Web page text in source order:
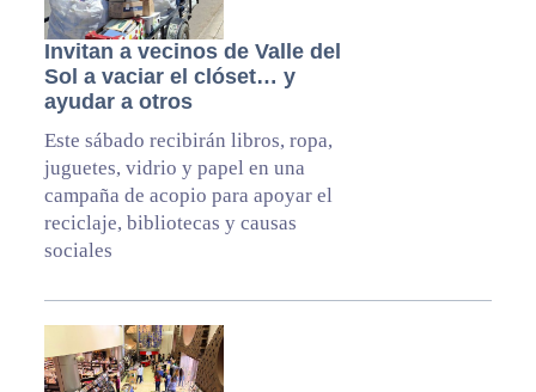
Invitan a vecinos de Valle del
Sol a vaciar el clóset… y
ayudar a otros
Este sábado recibirán libros, ropa,
juguetes, vidrio y papel en una
campaña de acopio para apoyar el
reciclaje, bibliotecas y causas
sociales